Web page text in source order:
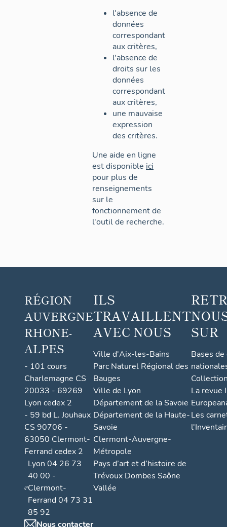
l'absence de
données
correspondant
aux critères,
l'absence de
droits sur les
données
correspondant
aux critères,
une mauvaise
expression
des critères.
Une aide en ligne
est disponible ici
pour plus de
renseignements
sur le
fonctionnement de
l'outil de recherche.
RÉGION
AUVERGNE
RHONE-
ALPES
- 101 cours
Charlemagne CS
20033 - 69269
Lyon cedex 2
- 59 bd L. Jouhaux
CS 90706 -
63050 Clermont-
Ferrand cedex 2
Lyon 04 26 73
40 00 -
Clermont-
Ferrand 04 73 31
85 92
Nous contacter
ILS
TRAVAILLENT
AVEC NOUS
Ville d'Aix-les-Bains
Parc Naturel Régional des
Bauges
Ville de Lyon
Département de la Savoie
Département de la Haute-
Savoie
Clermont-Auvergne-
Métropole
Pays d’art et d’histoire de
Trévoux Dombes Saône
Vallée
SUR
Bases
La revue
Les